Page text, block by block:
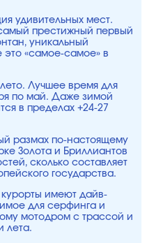
удивительных мест.
престижный первый
уникальный
это «самое-самое» в
Лучшее время для
по май. Даже зимой
в пределах +24-27
размах по-настоящему
Золота и Бриллиантов
сколько составляет
государства.
имеют дайв-
для серфинга и
мотодром с трассой и
лета.